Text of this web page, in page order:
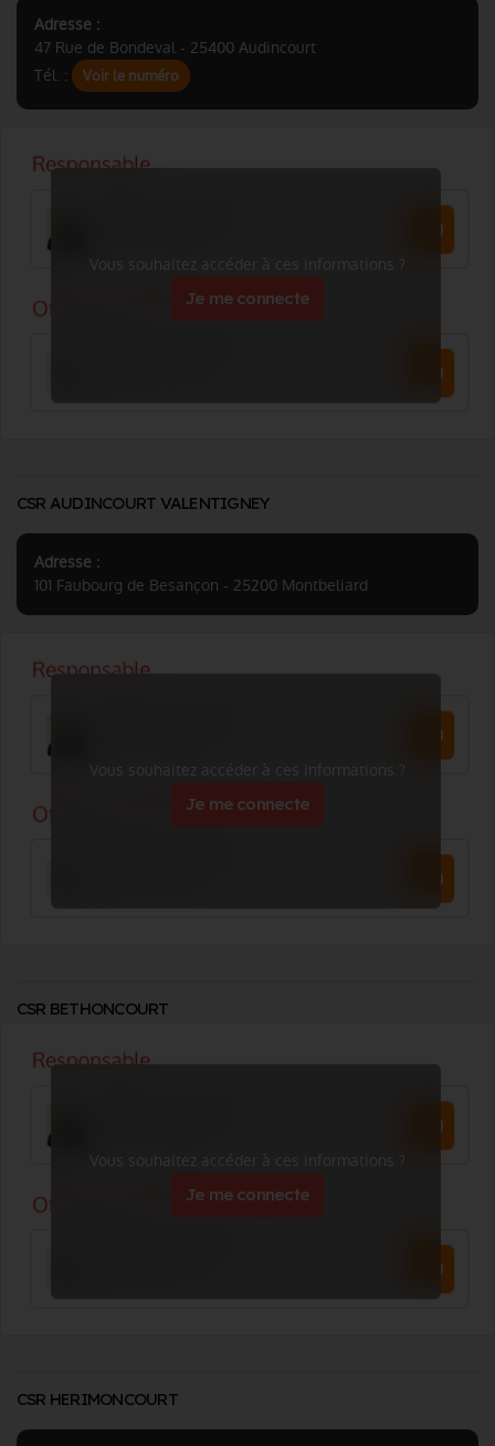
Adresse :
47 Rue de Bondeval - 25400 Audincourt
Tél. :
Voir le numéro
Vous souhaitez accéder à ces informations ?
Je me connecte
CSR AUDINCOURT VALENTIGNEY
Adresse :
101 Faubourg de Besançon - 25200 Montbeliard
Vous souhaitez accéder à ces informations ?
Je me connecte
CSR BETHONCOURT
Vous souhaitez accéder à ces informations ?
Je me connecte
CSR HERIMONCOURT